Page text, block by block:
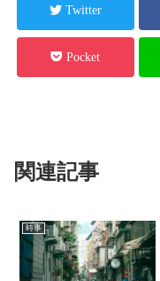
Twitter
Pocket
関連記事
時事